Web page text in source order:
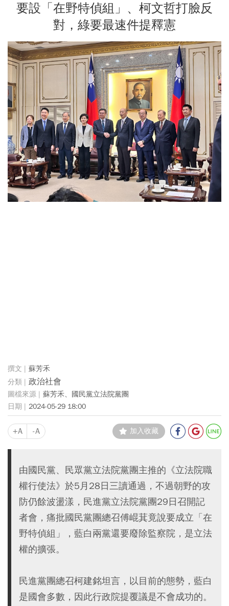
要設「在野特偵組」、柯文哲打臉反
對，綠要最速件提釋憲
蘇芳禾
政治社會
蘇芳禾、國民黨立法院黨團
2024-05-29 18:00
+A -A 加入收藏
由國民黨、民眾黨立法院黨團主推的《立法院職
權行使法》於5月28日三讀通過，不過朝野的攻
防仍餘波盪漾，民進黨立法院黨團29日召開記
者會，痛批國民黨團總召傅崐萁竟說要成立「在
野特偵組」，藍白兩黨還要廢除監察院，是立法
權的擴張。
民進黨團總召柯建銘坦言，以目前的態勢，藍白
是國會多數，因此行政院提覆議是不會成功的。